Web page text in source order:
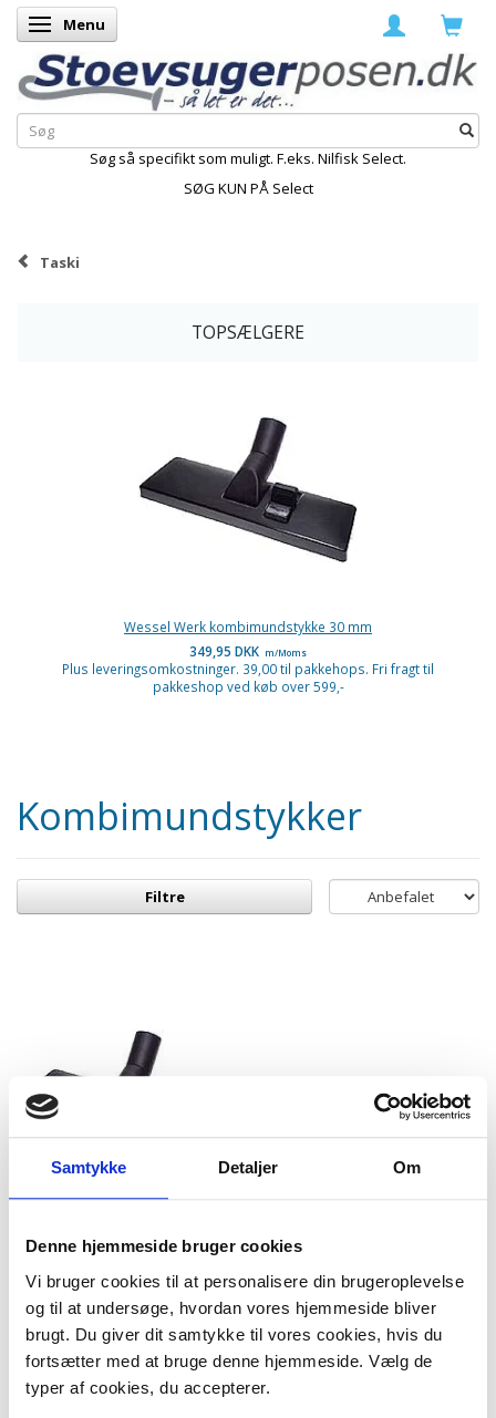
Samtykke Detaljer Om
Denne hjemmeside bruger cookies
Vi bruger cookies til at personalisere din brugeroplevelse
og til at undersøge, hvordan vores hjemmeside bliver
brugt. Du giver dit samtykke til vores cookies, hvis du
fortsætter med at bruge denne hjemmeside. Vælg de
typer af cookies, du accepterer.
Skifte navigation
Menu
Søg så specifikt som muligt. F.eks. Nilfisk Select.
SØG KUN PÅ Select
Taski
TOPSÆLGERE
Wessel Werk kombimundstykke 30 mm
349,95 DKK m/Moms
Plus leveringsomkostninger. 39,00 til pakkehops. Fri fragt til
pakkeshop ved køb over 599,-
Kombimundstykker
Filtre
kombimundstykke 30 mm
Model/varenr.: 71110130
349,95 DKK m/Moms
Plus leveringsomkostninger.
39,00 til pakkehops. Fri fragt til